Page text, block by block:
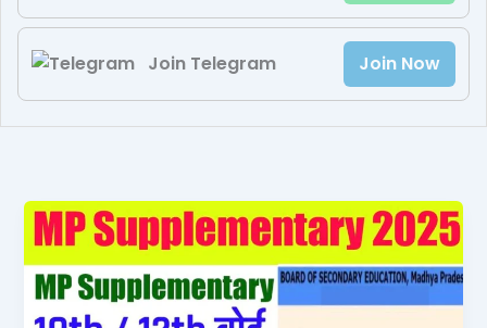
Join Telegram Join Now